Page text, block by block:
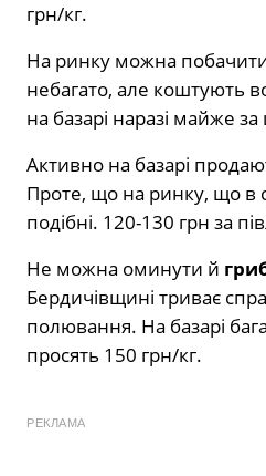
грн/кг.
На ринку можна
небагато, але коштують
на базарі наразі майже
Активно на базарі
Проте, що на ринку, що в
подібні. 120-130 грн за
Не можна оминути й
Бердичівщині триває
полювання. На базарі
просять 150 грн/кг.
РЕКЛАМА